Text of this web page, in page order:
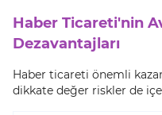
Haber Ticareti'nin
Dezavantajları
Haber ticareti önemli
dikkate değer riskler de